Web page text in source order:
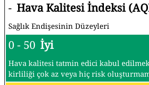
- Hava Kalitesi İndeksi
Sağlık Endişesinin Düzeyleri
0 - 50 İyi
Hava kalitesi tatmin edici kabul
kirliliği çok az veya hiç risk